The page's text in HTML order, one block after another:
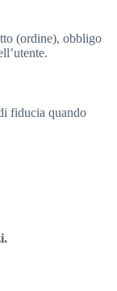
(ordine), obbligo
fiducia quando